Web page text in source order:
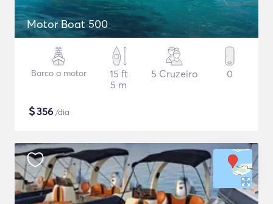
Motor Boat 500
Barco a motor
15 ft
5 m
5 Cruzeiro 0
$356 /dia